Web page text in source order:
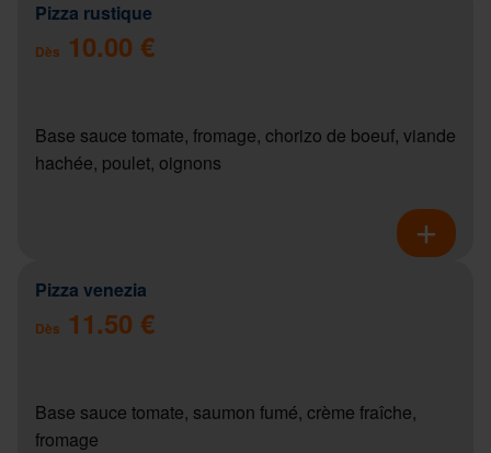
Pizza rustique
Dès 10.00 €
Base sauce tomate, fromage, chorizo de boeuf, viande
hachée, poulet, oignons
Pizza venezia
Dès 11.50 €
Base sauce tomate, saumon fumé, crème fraîche,
fromage